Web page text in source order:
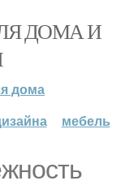
ДОМА И
дома
мебель